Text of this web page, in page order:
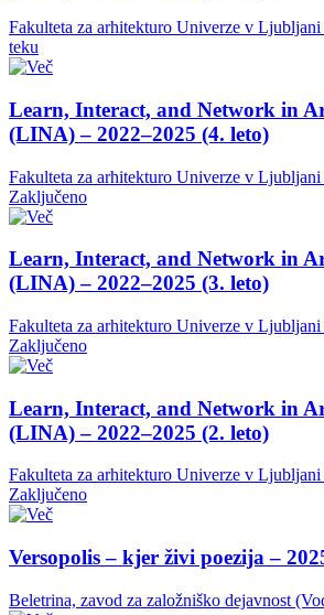
Fakulteta za arhitekturo Univerze v
teku
Learn, Interact, and Network in
(LINA) – 2022–2025 (4. leto)
Fakulteta za arhitekturo Univerze v
Zaključeno
Learn, Interact, and Network in
(LINA) – 2022–2025 (3. leto)
Fakulteta za arhitekturo Univerze v
Zaključeno
Learn, Interact, and Network in
(LINA) – 2022–2025 (2. leto)
Fakulteta za arhitekturo Univerze v
Zaključeno
Versopolis – kjer živi poezija –
Beletrina, zavod za založniško dejavnost